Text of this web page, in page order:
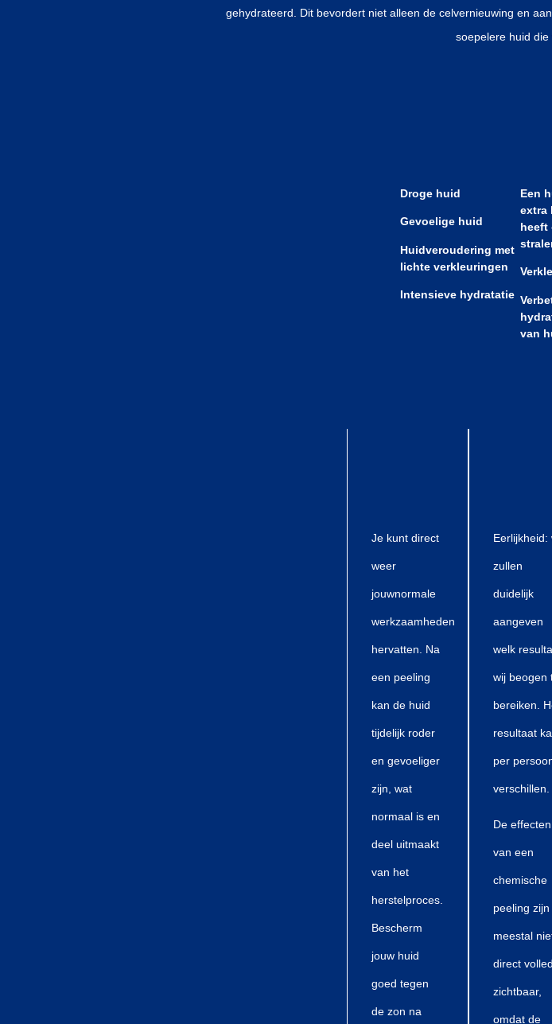
gehydrateerd. Dit bevordert niet alleen de celvernieuwing en
soepelere huid die
Droge huid
Gevoelige huid
Huidveroudering met
lichte verkleuringen
Intensieve hydratatie
Een
extra
heeft
van
Je kunt direct
weer
jouwnormale
werkzaamheden
hervatten. Na
een peeling
kan de huid
tijdelijk roder
en gevoeliger
zijn, wat
normaal is en
deel uitmaakt
van het
herstelproces.
Bescherm
jouw huid
goed tegen
de zon na
Eerlijkheid:
zullen
duidelijk
aangeven
welk
wij beogen
bereiken.
resultaat
per
verschillen.
De effecten
van een
chemische
peeling zijn
meestal
direct
zichtbaar,
omdat de